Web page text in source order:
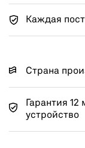
Каждая
Страна
Гарантия 12
устройство